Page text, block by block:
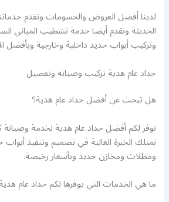
لدينا أفضل العروض والحسومات ونقدم
الحديثة ونقدم أيضا خدمة تشطيب المباني
وتركيب أبواب حديد داخلية وخارجية وبأفضل
حداد عام هدية تركيب وصيانة وتفصيل
هل تبحث عن أفضل حداد عام هدية؟
نوفر لكم أفضل حداد عام هدية لخدمة وصيانة
نمتلك الخبرة العالية في تصميم وتنفيذ
ومظلات ومخازن حديد وبأسعار رخيصة.
ما هي الخدمات التي يوفرها لكم حداد عام